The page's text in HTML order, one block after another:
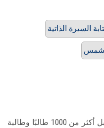
السيرة الذاتية
شمس
معامل التنسيق الإلكتروني تستقبل أكثر من 1000 طالبًا وطالبة